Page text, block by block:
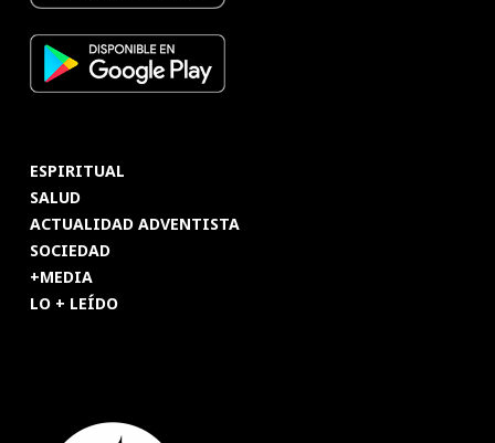
ESPIRITUAL
SALUD
ACTUALIDAD ADVENTISTA
SOCIEDAD
+MEDIA
LO + LEÍDO